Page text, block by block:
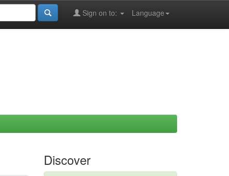
Language
Sign on to:
Discover